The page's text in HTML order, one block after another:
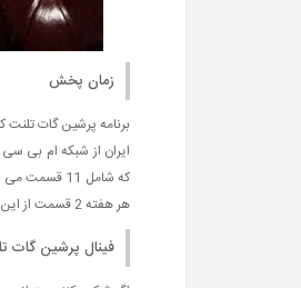
زمان پخش
هر هفته 2 قسمت از این برنامه پخش می شود .
فینال پرشین گات